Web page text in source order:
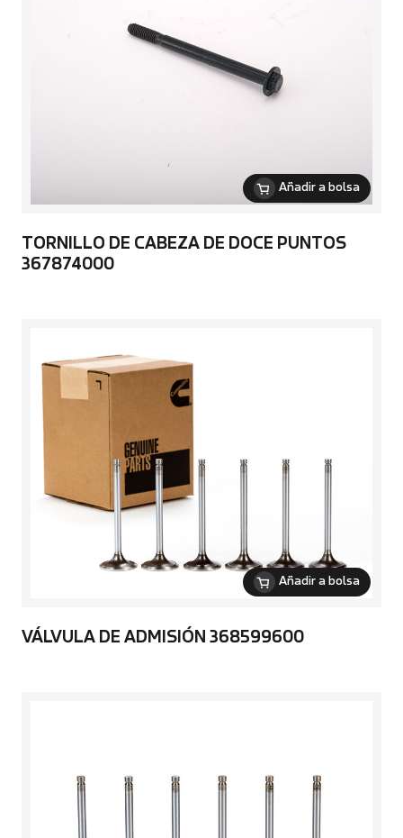
Añadir a bolsa
TORNILLO DE CABEZA DE DOCE PUNTOS
367874000
Añadir a bolsa
VÁLVULA DE ADMISIÓN 368599600